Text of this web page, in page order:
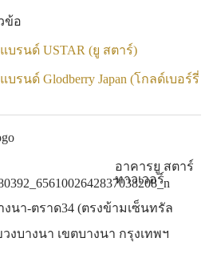
ข้อ
รนด์ USTAR (ยู สตาร์)
นด์ Glodberry Japan (โกลด์เบอร์รี่
อาคารยู สตาร์
ทาวเวอร์
งนา-ตราด34 (ตรงข้ามเซ็นทรัล
งบางนา เขตบางนา กรุงเทพฯ